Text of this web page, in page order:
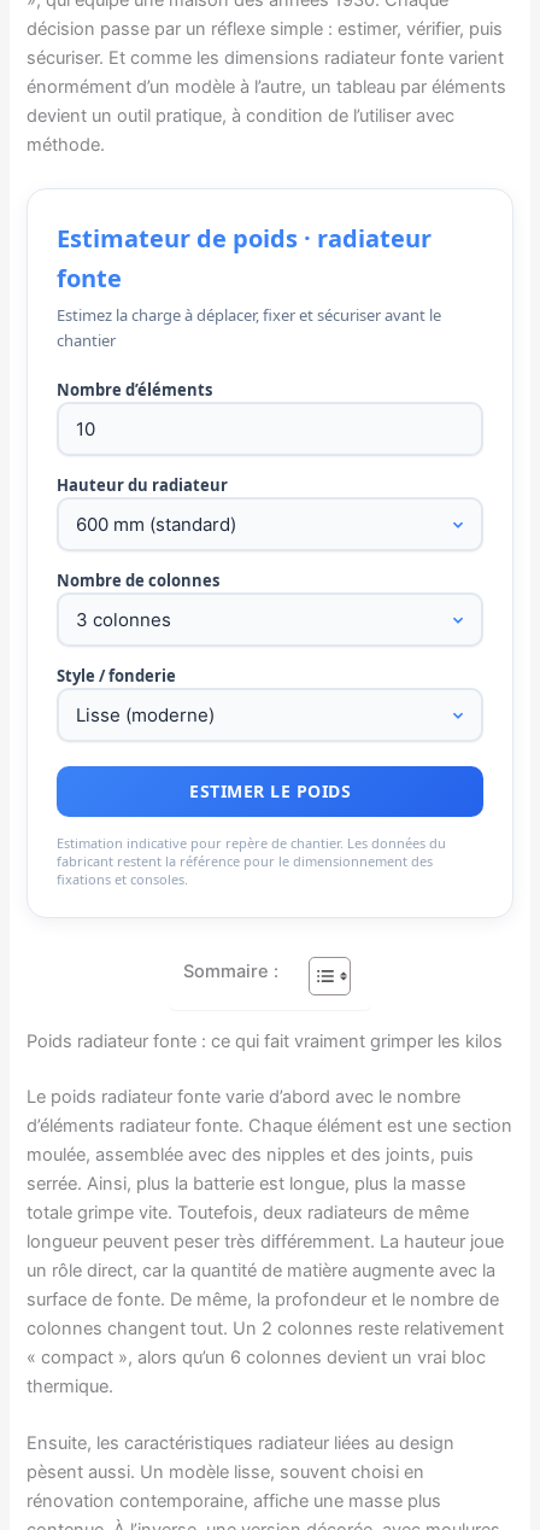
décision passe par un réflexe simple : estimer, vérifier, puis
sécuriser. Et comme les dimensions radiateur fonte varient
énormément d’un modèle à l’autre, un tableau par éléments
devient un outil pratique, à condition de l’utiliser avec
méthode.
Estimateur de poids · radiateur
fonte
Estimez la charge à déplacer, fixer et sécuriser avant le
chantier
Nombre d’éléments
Hauteur du radiateur
Nombre de colonnes
Style / fonderie
ESTIMER LE POIDS
Estimation indicative pour repère de chantier. Les données du
fabricant restent la référence pour le dimensionnement des
fixations et consoles.
Sommaire :
Poids radiateur fonte : ce qui fait vraiment grimper les kilos
Le poids radiateur fonte varie d’abord avec le nombre
d’éléments radiateur fonte. Chaque élément est une section
moulée, assemblée avec des nipples et des joints, puis
serrée. Ainsi, plus la batterie est longue, plus la masse
totale grimpe vite. Toutefois, deux radiateurs de même
longueur peuvent peser très différemment. La hauteur joue
un rôle direct, car la quantité de matière augmente avec la
surface de fonte. De même, la profondeur et le nombre de
colonnes changent tout. Un 2 colonnes reste relativement
« compact », alors qu’un 6 colonnes devient un vrai bloc
thermique.
Ensuite, les caractéristiques radiateur liées au design
pèsent aussi. Un modèle lisse, souvent choisi en
rénovation contemporaine, affiche une masse plus